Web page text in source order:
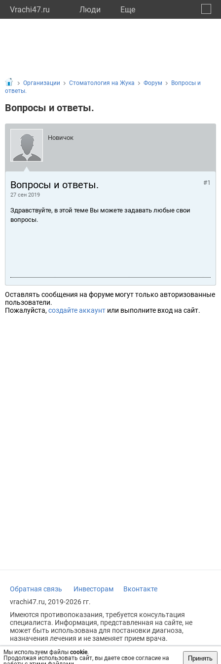
Vrachi47.ru Люди Eще
Мы используем файлы cookie.
Продолжая использовать сайт, вы даете свое согласие на
Принять
Организации Стоматология на Жука Форум
Вопросы и
ответы.
Вопросы и ответы.
Новичок
Вопросы и ответы.
27 сен 2019
#1
Здравствуйте, в этой теме Вы можете задавать любые свои
вопросы.
Оставлять сообщения на форуме могут только авторизованные
пользователи.
Пожалуйста, создайте аккаунт или выполните вход на сайт.
Обратная связь Инвесторам
Вконтакте
vrachi47.ru, 2019-2026 гг.
Имеются противопоказания, требуется консультация
специалиста. Информация, представленная на сайте, не
может быть использована для постановки диагноза,
назначения лечения и не заменяет прием врача.
Возрастное ограничение: 18+